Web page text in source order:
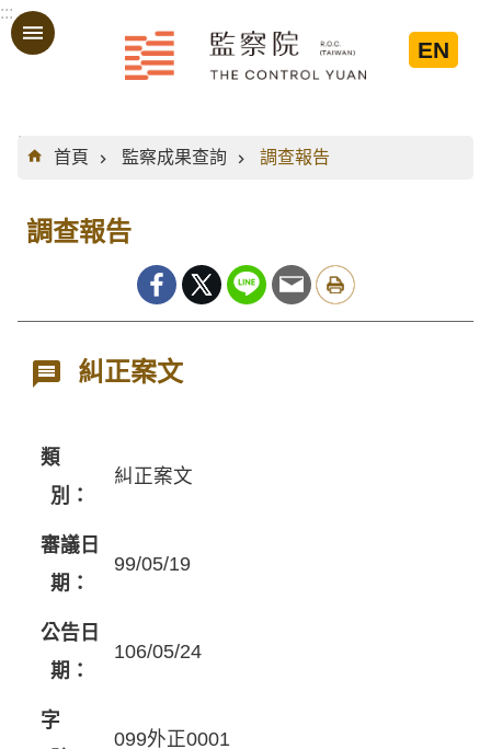
跳到主要內容區塊
:::
EN
:::
首頁
監察成果查詢 調查報告
調查報告
糾正案文
類
別：
糾正案文
審議日
期：
99/05/19
公告日
期：
106/05/24
字
099外正0001